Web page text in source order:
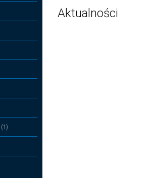
(1)
Aktualności